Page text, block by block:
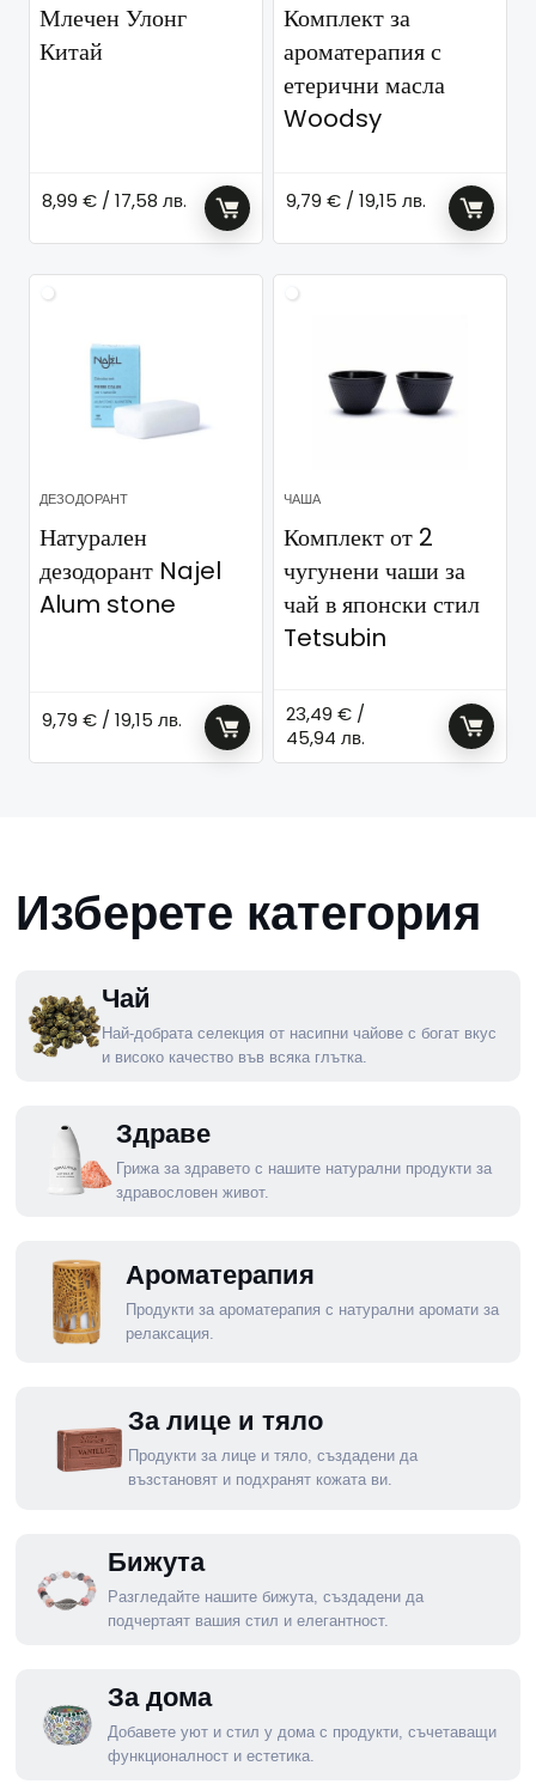
Млечен Улонг
Китай
8,99€ / 17,58 лв.
Комплект за
ароматерапия с
етерични масла
Woodsy
9,79€ / 19,15 лв.
ДЕЗОДОРАНТ
Натурален
дезодорант Najel
Alum stone
9,79€ / 19,15 лв.
ЧАША
Комплект от 2
чугунени чаши за
чай в японски стил
Tetsubin
23,49€ /
45,94 лв.
Изберете категория
Чай
Най-добрата селекция от насипни чайове с богат вкус
и високо качество във всяка глътка.
Здраве
Грижа за здравето с нашите натурални продукти за
здравословен живот.
Ароматерапия
Продукти за ароматерапия с натурални аромати за
релаксация.
За лице и тяло
Продукти за лице и тяло, създадени да
възстановят и подхранят кожата ви.
Бижута
Разгледайте нашите бижута, създадени да
подчертаят вашия стил и елегантност.
За дома
Добавете уют и стил у дома с продукти, съчетаващи
функционалност и естетика.